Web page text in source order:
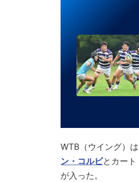
WTB（ウイング）
ン・コルビとカート
が入った。